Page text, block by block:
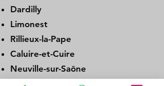
Dardilly
Limonest
Rillieux-la-Pape
Caluire-et-Cuire
Neuville-sur-Saône
Genay